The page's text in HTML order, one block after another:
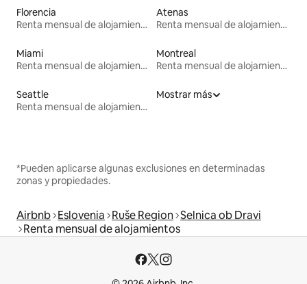
Florencia
Renta mensual de alojamientos
Atenas
Renta mensual de alojamientos
Miami
Renta mensual de alojamientos
Montreal
Renta mensual de alojamientos
Seattle
Renta mensual de alojamientos
Mostrar más
*Pueden aplicarse algunas exclusiones en determinadas
zonas y propiedades.
Airbnb Eslovenia Ruše Region Selnica ob Dravi
Renta mensual de alojamientos